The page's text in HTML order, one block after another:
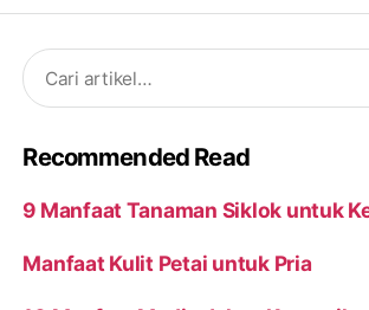
Search
for:
Recommended Read
9 Manfaat Tanaman Siklok untuk
Manfaat Kulit Petai untuk Pria